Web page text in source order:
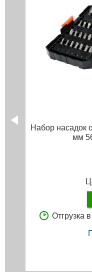
Набор насадок
мм
Отгрузка